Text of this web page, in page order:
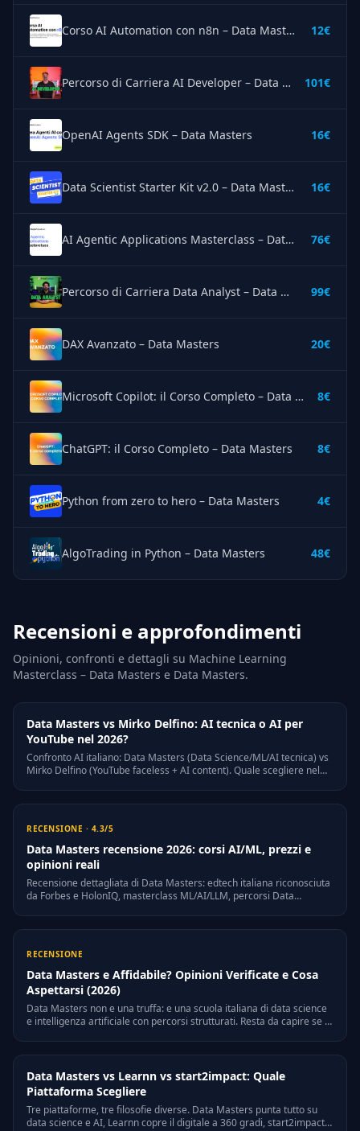
Corso AI Automation con n8n – Data Masters 12€
Percorso di Carriera AI Developer – Data Masters 101€
OpenAI Agents SDK – Data Masters 16€
Data Scientist Starter Kit v2.0 – Data Masters 16€
AI Agentic Applications Masterclass – Data Masters 76€
Percorso di Carriera Data Analyst – Data Masters 99€
DAX Avanzato – Data Masters 20€
Microsoft Copilot: il Corso Completo – Data Masters 8€
ChatGPT: il Corso Completo – Data Masters 8€
Python from zero to hero – Data Masters 4€
AlgoTrading in Python – Data Masters 48€
Recensioni e approfondimenti
Opinioni, confronti e dettagli su Machine Learning
Masterclass – Data Masters e Data Masters.
Data Masters vs Mirko Delfino: AI tecnica o AI per
YouTube nel 2026?
Confronto AI italiano: Data Masters (Data Science/ML/AI tecnica) vs
Mirko Delfino (YouTube faceless + AI content). Quale scegliere nel
RECENSIONE · 4.3/5
Data Masters recensione 2026: corsi AI/ML, prezzi e
opinioni reali
Recensione dettagliata di Data Masters: edtech italiana riconosciuta
da Forbes e HolonIQ, masterclass ML/AI/LLM, percorsi Data
RECENSIONE
Data Masters e Affidabile? Opinioni Verificate e Cosa
Aspettarsi (2026)
Data Masters non e una truffa: e una scuola italiana di data science
e intelligenza artificiale con percorsi strutturati. Resta da capire se il
Data Masters vs Learnn vs start2impact: Quale
Piattaforma Scegliere
Tre piattaforme, tre filosofie diverse. Data Masters punta tutto su
data science e AI, Learnn copre il digitale a 360 gradi, start2impact